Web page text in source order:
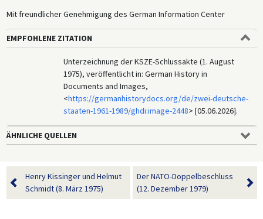
Mit freundlicher Genehmigung des German Information Center
EMPFOHLENE ZITATION
Unterzeichnung der KSZE-Schlussakte (1. August
1975), veröffentlicht in: German History in
Documents and Images,
<https://germanhistorydocs.org/de/zwei-deutsche-
staaten-1961-1989/ghdi:image-2448> [05.06.2026].
ÄHNLICHE QUELLEN
Henry Kissinger und Helmut
Schmidt (8. März 1975)
Der NATO-Doppelbeschluss
(12. Dezember 1979)